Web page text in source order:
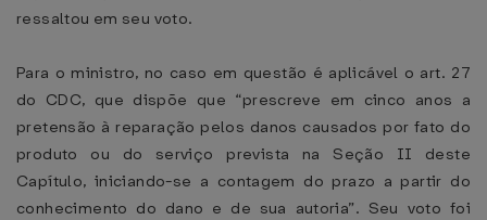
ressaltou em seu voto.
Para o ministro, no caso em questão é aplicável o art. 27
do CDC, que dispõe que “prescreve em cinco anos a
pretensão à reparação pelos danos causados por fato do
produto ou do serviço prevista na Seção II deste
Capítulo, iniciando-se a contagem do prazo a partir do
conhecimento do dano e de sua autoria”. Seu voto foi